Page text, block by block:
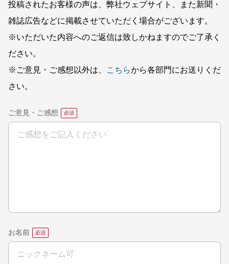
投稿されたお客様の声は、弊社ウェブサイト、また新聞・
雑誌広告などに掲載させていただく場合がございます。
※いただいた内容へのご返信は致しかねますのでご了承く
ださい。
※ご意見・ご感想以外は、
こちらから各部門にお送りくだ
さい。
ご意見・ご感想
お名前